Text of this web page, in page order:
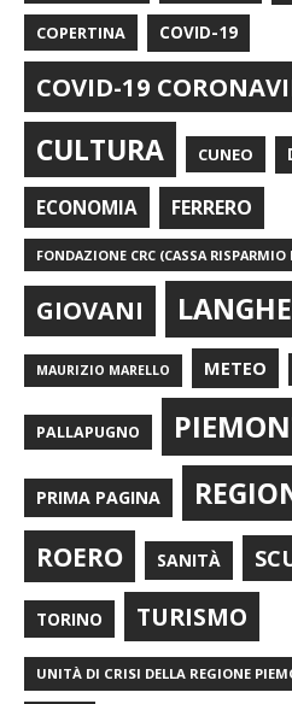
COPERTINA COVID-19
COVID-19
CULTURA CUNEO
ECONOMIA FERRERO
FONDAZIONE CRC (CASSA
GIOVANI LANGHE
MAURIZIO MARELLO METEO
PALLAPUGNO
PRIMA PAGINA
ROERO SANITÀ
TORINO TURISMO
UNITÀ DI CRISI DELLA REGIONE